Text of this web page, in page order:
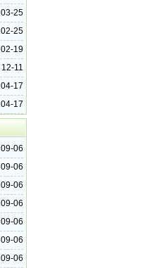
03-25
02-25
02-19
12-11
04-17
04-17
09-06
09-06
09-06
09-06
09-06
09-06
09-06